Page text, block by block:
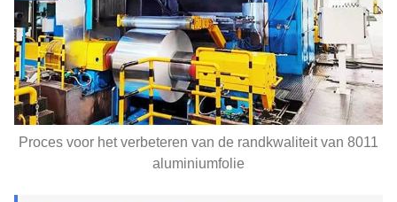
Proces voor het verbeteren van de randkwaliteit van 8011
aluminiumfolie